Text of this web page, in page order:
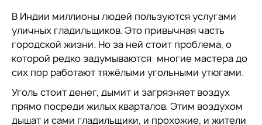
В Индии миллионы людей пользуются услугами
уличных гладильщиков. Это привычная часть
городской жизни. Но за ней стоит проблема, о
которой редко задумываются: многие мастера до
сих пор работают тяжёлыми угольными утюгами.
Уголь стоит денег, дымит и загрязняет воздух
прямо посреди жилых кварталов. Этим воздухом
дышат и сами гладильщики, и прохожие, и жители